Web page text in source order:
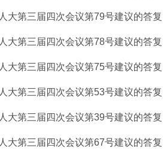
大第三届四次会议第79号建议的答复
大第三届四次会议第78号建议的答复
大第三届四次会议第75号建议的答复
大第三届四次会议第53号建议的答复
大第三届四次会议第39号建议的答复
大第三届四次会议第67号建议的答复